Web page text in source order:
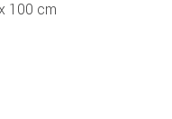
100 cm